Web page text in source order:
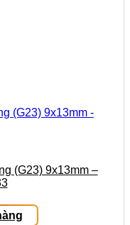
(G23) 9x13mm –